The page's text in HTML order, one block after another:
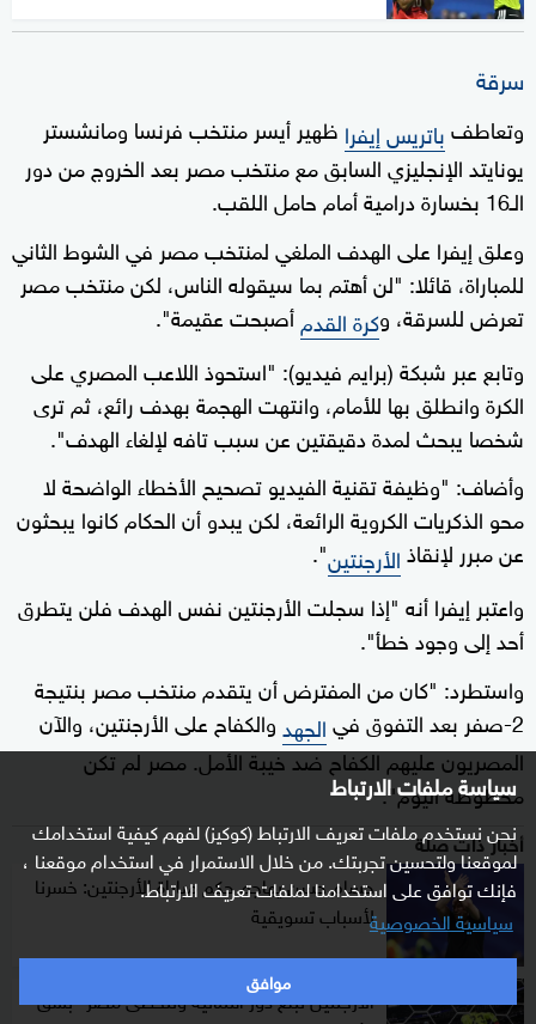
سياسة ملفات الارتباط
نحن نستخدم ملفات تعريف الارتباط (كوكيز) لفهم كيفية استخدامك
لموقعنا ولتحسين تجربتك. من خلال الاستمرار في استخدام موقعنا ،
فإنك توافق على استخدامنا لملفات تعريف الارتباط.
سياسية الخصوصية
موافق
سرقة
وتعاطفباتريس إيفرا ظهير أيسر منتخب فرنسا ومانشستر
يونايتد الإنجليزي السابق مع منتخب مصر بعد الخروج من دور
الـ16 بخسارة درامية أمام حامل اللقب.
وعلق إيفرا على الهدف الملغي لمنتخب مصر في الشوط الثاني
للمباراة، قائلا: "لن أهتم بما سيقوله الناس، لكن منتخب مصر
تعرض للسرقة، وكرة القدمأصبحت عقيمة".
وتابع عبر شبكة (برايم فيديو): "استحوذ اللاعب المصري على
الكرة وانطلق بها للأمام، وانتهت الهجمة بهدف رائع، ثم ترى
شخصا يبحث لمدة دقيقتين عن سبب تافه لإلغاء الهدف".
وأضاف: "وظيفة تقنية الفيديو تصحيح الأخطاء الواضحة لا
محو الذكريات الكروية الرائعة، لكن يبدو أن الحكام كانوا يبحثون
عن مبرر لإنقاذالأرجنتين".
واعتبر إيفرا أنه "إذا سجلت الأرجنتين نفس الهدف فلن يتطرق
أحد إلى وجود خطأ".
واستطرد: "كان من المفترض أن يتقدم منتخب مصر بنتيجة
2-صفر بعد التفوق في
الجهدوالكفاح على الأرجنتين، والآن
المصريون عليهم الكفاح ضد خيبة الأمل. مصر لم تكن
محظوظة اليوم".
أخبار ذات صلة
حسام حسن يهاجم حكم مباراة الأرجنتين: خسرنا
لأسباب تسويقية
الأرجنتين تبلغ دور الثمانية وتتخطى مصر "بشق